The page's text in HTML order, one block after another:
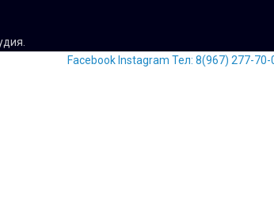
Facebook Instagram Тел: 8(967) 277-70-